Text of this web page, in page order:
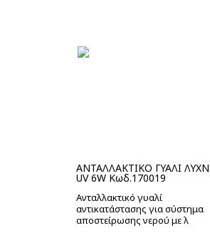
ΑΝΤΑΛΛΑΚΤΙΚΟ ΓΥΑΛΙ
UV 6W Κωδ.170019
Ανταλλακτικό γυαλί
αντικατάστασης για σύστημα
αποστείρωσης νερού με λ